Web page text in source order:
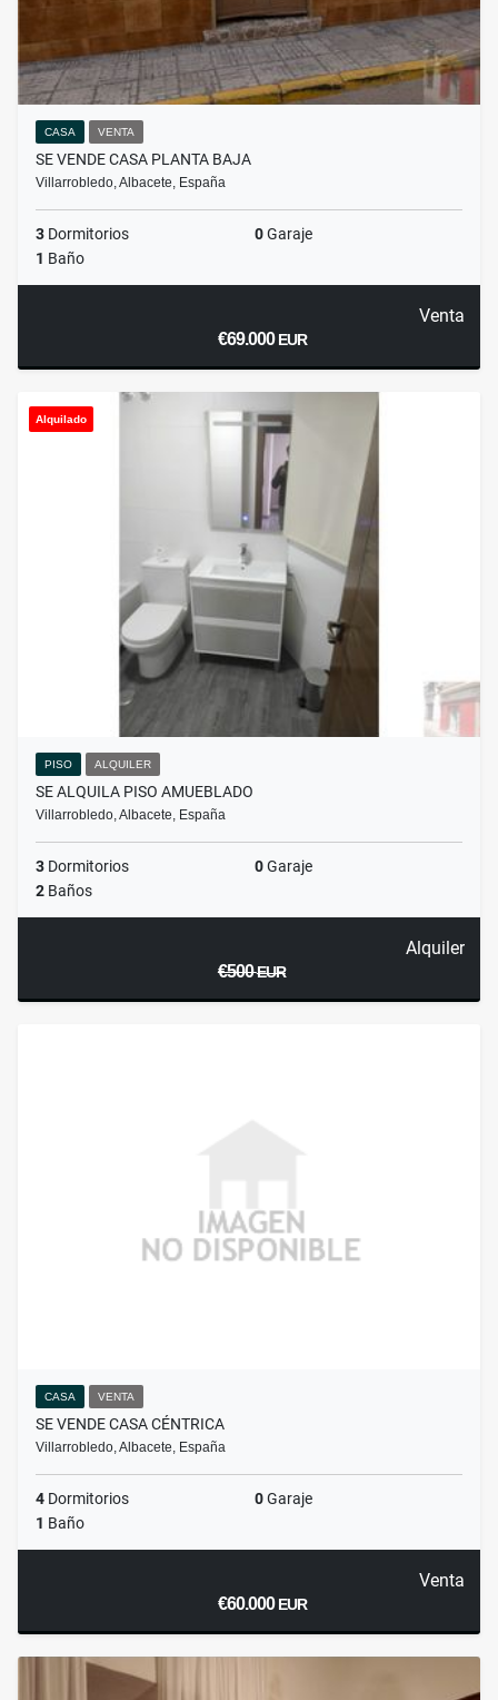
CASA VENTA
SE VENDE CASA PLANTA BAJA
Villarrobledo, Albacete, España
3 Dormitorios 0Garaje
1 Baño
Venta
€69.000EUR
Alquilado
PISO ALQUILER
SE ALQUILA PISO AMUEBLADO
Villarrobledo, Albacete, España
3 Dormitorios 0Garaje
2 Baños
Alquiler
€500EUR
CASA VENTA
SE VENDE CASA CÉNTRICA
Villarrobledo, Albacete, España
4 Dormitorios 0Garaje
1 Baño
Venta
€60.000EUR